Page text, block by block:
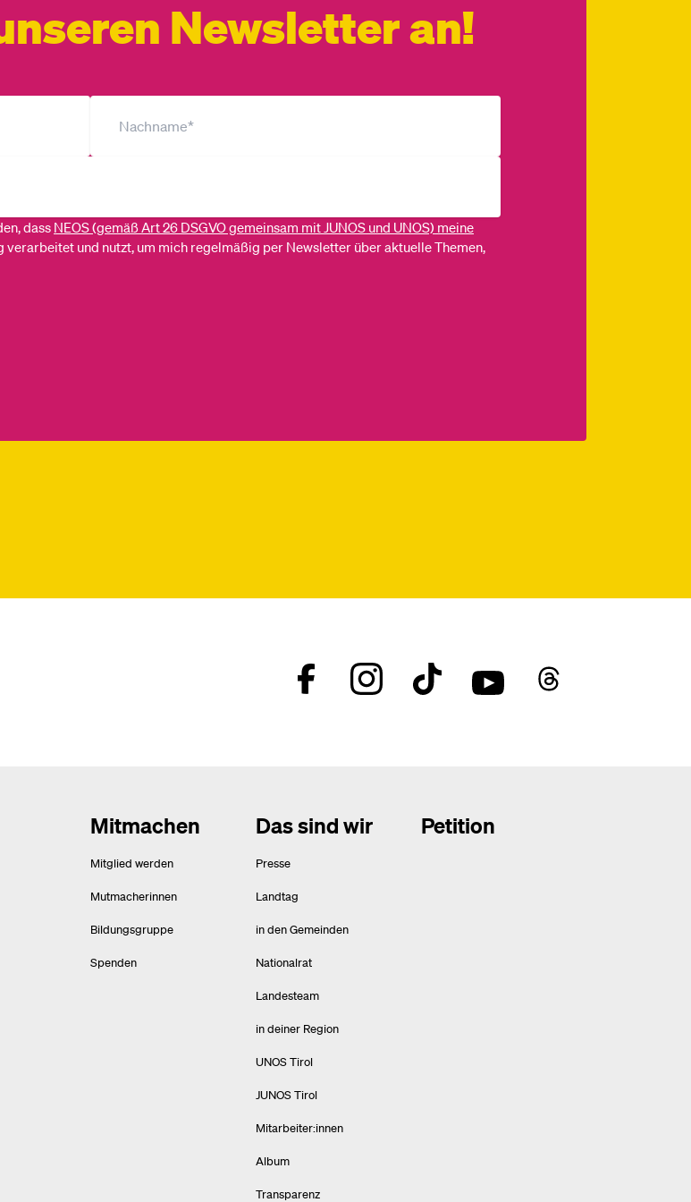
Newsletter an!
dass NEOS (gemäß Art 26 DSGVO gemeinsam mit JUNOS und UNOS) meine
verarbeitet und nutzt, um mich regelmäßig per Newsletter über aktuelle Themen,
Mitmachen
Mitglied werden
Mutmacherinnen
Bildungsgruppe
Spenden
Das sind wir
Presse
Landtag
in den Gemeinden
Nationalrat
Landesteam
in deiner Region
UNOS Tirol
JUNOS Tirol
Mitarbeiter:innen
Album
Transparenz
Petition